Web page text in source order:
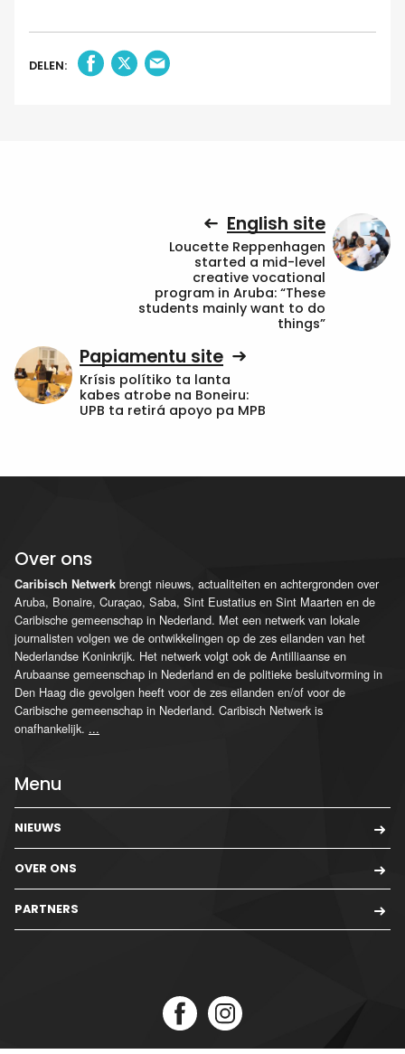
DELEN:
English site
Loucette Reppenhagen
started a mid-level
creative vocational
program in Aruba: “These
students mainly want to do
things”
Papiamentu site
Krísis polítiko ta lanta
kabes atrobe na Boneiru:
UPB ta retirá apoyo pa MPB
Over ons
Caribisch Netwerk brengt nieuws, actualiteiten en achtergronden over
Aruba, Bonaire, Curaçao, Saba, Sint Eustatius en Sint Maarten en de
Caribische gemeenschap in Nederland. Met een netwerk van lokale
journalisten volgen we de ontwikkelingen op de zes eilanden van het
Nederlandse Koninkrijk. Het netwerk volgt ook de Antilliaanse en
Arubaanse gemeenschap in Nederland en de politieke besluitvorming in
Den Haag die gevolgen heeft voor de zes eilanden en/of voor de
Caribische gemeenschap in Nederland. Caribisch Netwerk is
onafhankelijk. ...
Menu
NIEUWS
OVER ONS
PARTNERS